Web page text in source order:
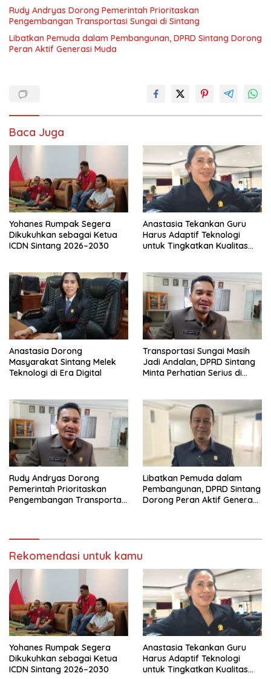
Rudy Andryas Dorong Pemerintah Prioritaskan
Pengembangan Transportasi Sungai di Sintang
Libatkan Pemuda dalam Pembangunan, DPRD Sintang Dorong
Peran Aktif Generasi Muda
Baca Juga
Yohanes Rumpak Segera
Dikukuhkan sebagai Ketua
ICDN Sintang 2026–2030
Anastasia Tekankan Guru
Harus Adaptif Teknologi
untuk Tingkatkan Kualitas
Anastasia Dorong
Masyarakat Sintang Melek
Teknologi di Era Digital
Transportasi Sungai Masih
Jadi Andalan, DPRD Sintang
Minta Perhatian Serius di
Rudy Andryas Dorong
Pemerintah Prioritaskan
Pengembangan Transportasi
Libatkan Pemuda dalam
Pembangunan, DPRD Sintang
Dorong Peran Aktif Generasi
Rekomendasi untuk kamu
Yohanes Rumpak Segera
Dikukuhkan sebagai Ketua
ICDN Sintang 2026–2030
Anastasia Tekankan Guru
Harus Adaptif Teknologi
untuk Tingkatkan Kualitas